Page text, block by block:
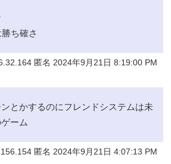
ち確さ
匿名 2024年9月21日 8:19:00 PM
とかするのにフレンドシステムは未
ーム
匿名 2024年9月21日 4:07:13 PM